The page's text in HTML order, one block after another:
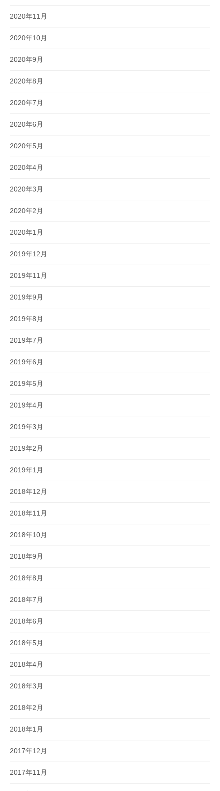
2020年11月
2020年10月
2020年9月
2020年8月
2020年7月
2020年6月
2020年5月
2020年4月
2020年3月
2020年2月
2020年1月
2019年12月
2019年11月
2019年9月
2019年8月
2019年7月
2019年6月
2019年5月
2019年4月
2019年3月
2019年2月
2019年1月
2018年12月
2018年11月
2018年10月
2018年9月
2018年8月
2018年7月
2018年6月
2018年5月
2018年4月
2018年3月
2018年2月
2018年1月
2017年12月
2017年11月